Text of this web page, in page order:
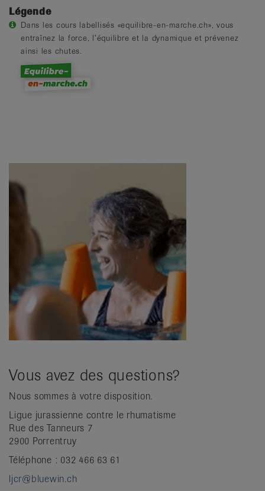
Légende
Dans les cours labellisés «equilibre-en-marche.ch», vous
entraînez la force, l’équilibre et la dynamique et prévenez
ainsi les chutes.
Vous avez des questions?
Nous sommes à votre disposition.
Ligue jurassienne contre le rhumatisme
Rue des Tanneurs 7
2900 Porrentruy
Téléphone : 032 466 63 61
ljcr@bluewin.ch